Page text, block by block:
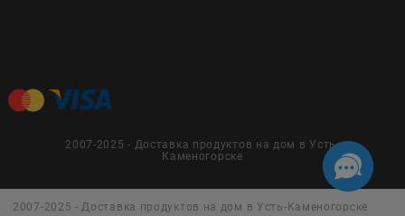
2007-2025 - Доставка продуктов на дом в Усть-
Каменогорске
2007-2025 - Доставка продуктов на дом в Усть-Каменогорске